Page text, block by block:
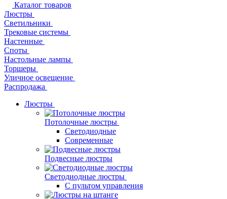
Каталог товаров
Люстры
Светильники
Трековые системы
Настенные
Споты
Настольные лампы
Торшеры
Уличное освещение
Распродажа
Люстры
Потолочные люстры
Светодиодные
Современные
Подвесные люстры
Светодиодные люстры
С пультом управления